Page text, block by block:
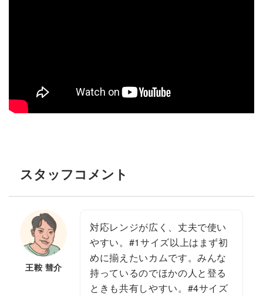
スタッフコメント
王鞍 彗介
対応レンジが広く、丈夫で使い
やすい。#1サイズ以上はまず初
めに揃えたいカムです。みんな
持っているのでほかの人と登る
ときも共有しやすい。#4サイズ